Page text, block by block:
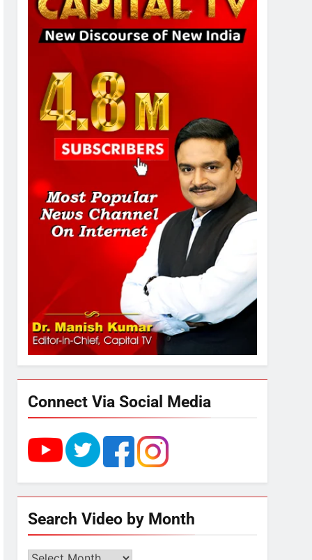
2
अमर शहीद ठाकुर रोशन सिंह के
चिकित्सालय का नामकरण करने
की मांग को लेकर
अनिश्चितकालीन धरना शुरू
3
289 एकड़ भूमि पर विकसित होगा
कार्बन-फ्री डेटा सेंटर, हजारों
उच्च-कुशल रोजगार सृजन की
संभावना
UP में ग्रामीण बिजली आपूर्ति से
कृषि, डेयरी, कुटीर उद्योग और
स्वरोजगार को मिला बढ़ावा
राम की नगरी अयोध्या में आने वाले
भक्तों का स्वागत करेगा लक्ष्मण द्वार
6
उत्तर प्रदेश में गांवों में बढ़ेंगी
गाजा युद्धविराम को लेकर बड़ी खबरें
चुनाव से पहले लालू परिवार पर बड़ा
झटका, दिल्ली कोर्ट ने IRCTC
घोटाले में आरोप तय किए
Connect Via Social Media
Search Video by Month
Search